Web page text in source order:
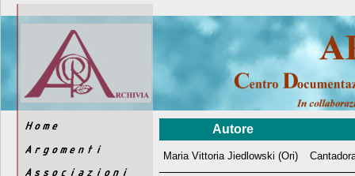
Autore
Maria Vittoria Jiedlowski (Ori)